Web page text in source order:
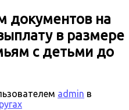
документов на
в размере
с детьми до
admin в